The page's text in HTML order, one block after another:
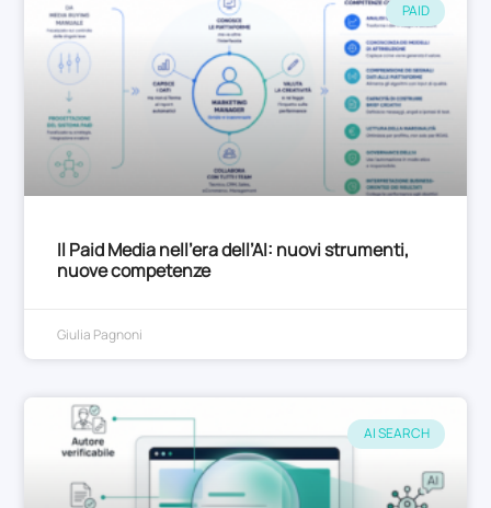
PAID
Il Paid Media nell’era dell’AI: nuovi strumenti,
nuove competenze
Giulia Pagnoni
AI SEARCH